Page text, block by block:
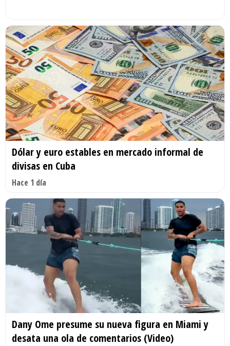
Dólar y euro estables en mercado informal de
divisas en Cuba
Hace 1 día
Dany Ome presume su nueva figura en Miami y
desata una ola de comentarios (Video)